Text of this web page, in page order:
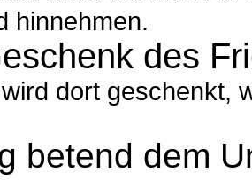
hinnehmen.
des
dort geschenkt,
betend dem